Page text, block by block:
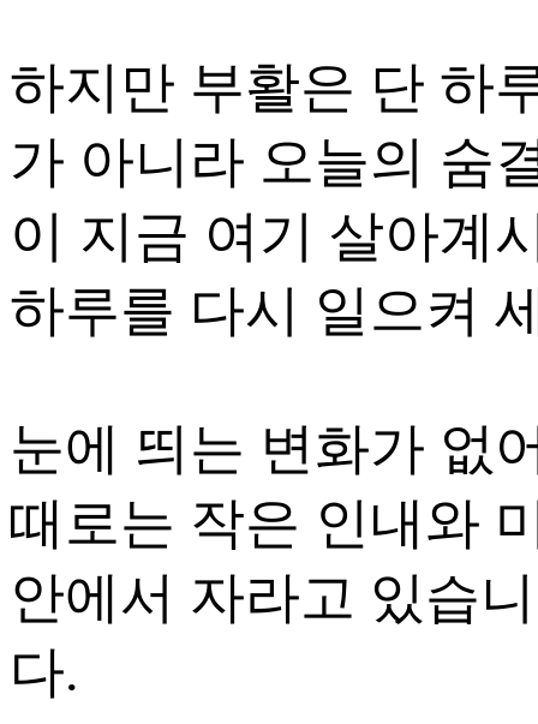
하지만 부활은 단 하
가 아니라 오늘의 숨
이 지금 여기 살아계
하루를 다시 일으켜
눈에 띄는 변화가 없
때로는 작은 인내와
안에서 자라고 있습
다.